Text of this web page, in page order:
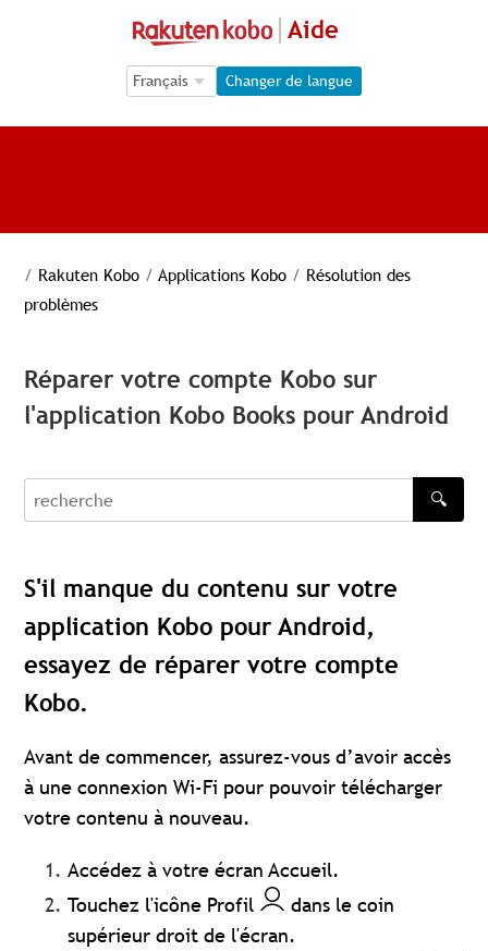
Aide
Language Selection
Language Selection
Changer de langue
/ Rakuten Kobo / Applications Kobo / Résolution des
problèmes
Réparer votre compte Kobo sur
l'application Kobo Books pour Android
recherche
🔍
S'il manque du contenu sur votre
application Kobo pour Android,
essayez de réparer votre compte
Kobo.
Avant de commencer, assurez-vous d’avoir accès
à une connexion Wi-Fi pour pouvoir télécharger
votre contenu à nouveau.
Accédez à votre écran Accueil.
Touchez l'icône Profil
dans le coin
supérieur droit de l'écran.